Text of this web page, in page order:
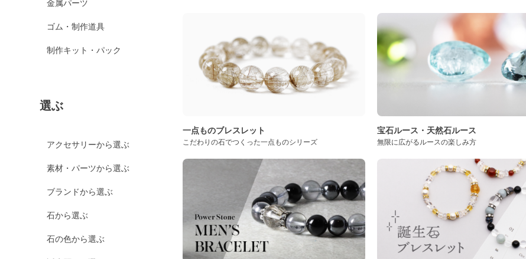
金属パーツ
ゴム・制作道具
制作キット・パック
選ぶ
アクセサリーから選ぶ
素材・パーツから選ぶ
ブランドから選ぶ
石から選ぶ
石の色から選ぶ
一点ものブレスレット
こだわりの石でつくった一点ものシリーズ
宝石ルース・天然石ルース
無限に広がるルースの楽しみ方